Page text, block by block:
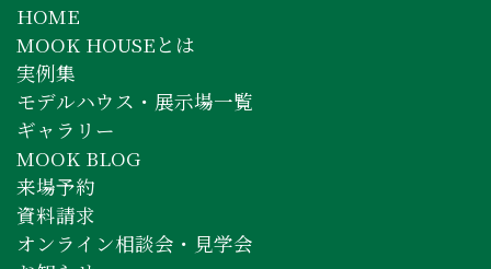
HOME
MOOK HOUSEとは
実例集
モデルハウス・展示場一覧
ギャラリー
MOOK BLOG
来場予約
資料請求
オンライン相談会・見学会